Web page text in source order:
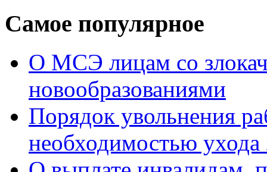
Самое популярное
О МСЭ лицам со
новообразованиями
Порядок увольнения
необходимостью